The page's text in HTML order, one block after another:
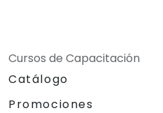
Cursos de Capacitación
Catálogo
Promociones